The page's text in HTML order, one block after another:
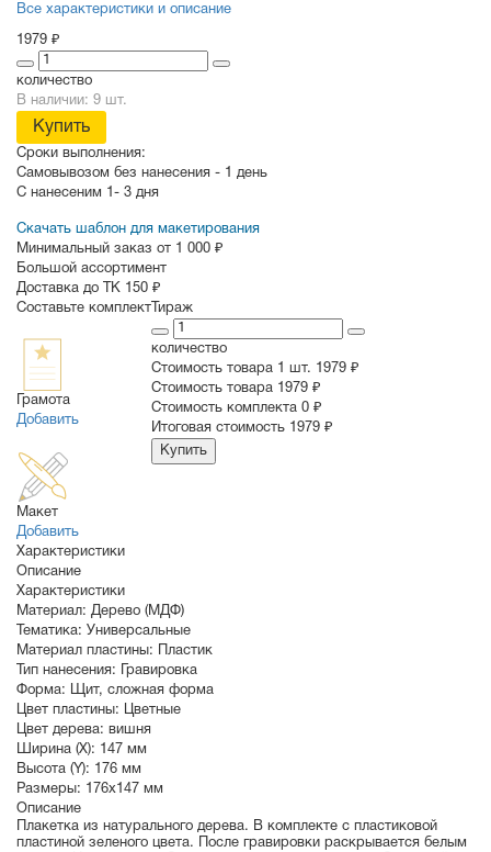
Все характеристики и описание
1979 ₽
количество
В наличии: 9 шт.
Купить
Сроки выполнения:
Самовывозом без нанесения - 1 день
С нанесеним 1- 3 дня
Скачать шаблон для макетирования
Минимальный заказ от 1 000 ₽
Большой ассортимент
Доставка до ТК 150 ₽
Составьте комплект
Грамота
Добавить
Макет
Добавить
Тираж
количество
Стоимость товара 1 шт. 1979 ₽
Cтоимость товара 1979 ₽
Стоимость комплекта 0 ₽
Итоговая стоимость 1979 ₽
Купить
Характеристики
Описание
Характеристики
Материал: Дерево (МДФ)
Тематика: Универсальные
Материал пластины: Пластик
Тип нанесения:
Гравировка
Форма: Щит, сложная форма
Цвет пластины: Цветные
Цвет дерева: вишня
Ширина (X): 147 мм
Высота (Y): 176 мм
Размеры: 176х147 мм
Описание
Плакетка из натурального дерева. В комплекте с пластиковой
пластиной зеленого цвета. После гравировки раскрывается белым